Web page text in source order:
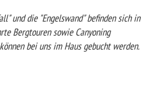
und die "Engelswand" befinden sich in
Bergtouren sowie Canyoning
bei uns im Haus gebucht werden.